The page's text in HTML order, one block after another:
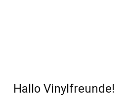
Hallo Vinylfreunde!